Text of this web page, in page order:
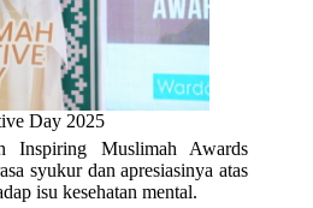
Day 2025
Inspiring Muslimah Awards
syukur dan apresiasinya atas
isu kesehatan mental.